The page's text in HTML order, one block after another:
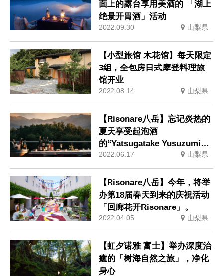
面上的露台享用美酒的 「湖上
绝景开胃酒」活动
2022.09.30 山梨県
【小型旅馆 木花馆】每天限定
3组，全包房日式摩登料理旅
馆开业
2022.08.14 山梨県
【Risonare八岳】忘记炎热的
夏天享受起泡酒
的“Yatsugatake Yusuzumi
Apero”活动
2022.06.17 山梨県
【Risonare八岳】今年，将举
办第18届春天到来的庆祝活动
「回廊花开Risonare」。
2022.04.05 山梨県
【虹夕诺雅 富士】举办深度治
癒的「树海自然之旅」，净化
身心